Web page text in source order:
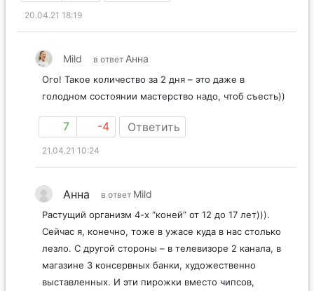
20.04.21 18:19
Mild в ответ Анна
Ого! Такое количество за 2 дня – это даже в
голодном состоянии мастерство надо, чтоб съесть))
7 -4 Ответить
21.04.21 10:24
Анна в ответ Mild
Растущий организм 4-х “коней” от 12 до 17 лет))).
Сейчас я, конечно, тоже в ужасе куда в нас столько
лезло. С другой стороны – в телевизоре 2 канала, в
магазине 3 консервных банки, художественно
выставленных. И эти пирожки вместо чипсов,